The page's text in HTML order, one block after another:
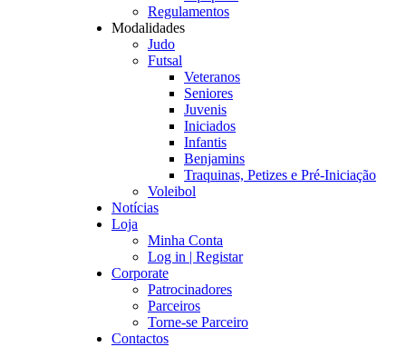
Regulamentos
Modalidades
Judo
Futsal
Veteranos
Seniores
Juvenis
Iniciados
Infantis
Benjamins
Traquinas, Petizes e Pré-Iniciação
Voleibol
Notícias
Loja
Minha Conta
Log in | Registar
Corporate
Patrocinadores
Parceiros
Torne-se Parceiro
Contactos